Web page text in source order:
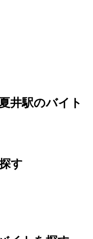
井駅のバイト
す